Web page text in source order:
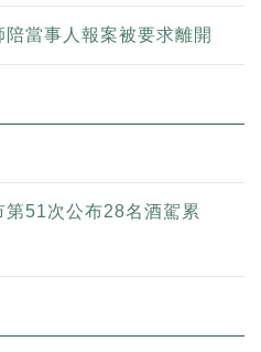
陪當事人報案被要求離開
51次公布28名酒駕累